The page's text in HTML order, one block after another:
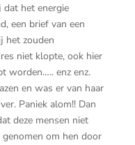
dat het energie
een brief van een
het zouden
niet klopte, ook hier
worden….. enz enz.
en was er van haar
Paniek alom!! Dan
deze mensen niet
om hen door